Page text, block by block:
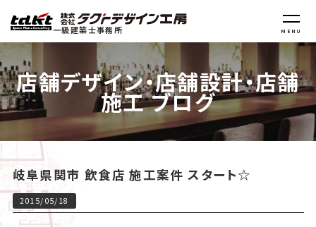
一級建築士事務所 MENU
店舗デザイン・店舗設計・店舗
施工 ブログ
岐阜県関市 飲食店 施工案件 スタート☆
2015/05/18